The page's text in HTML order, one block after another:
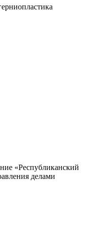
«Республиканский
делами